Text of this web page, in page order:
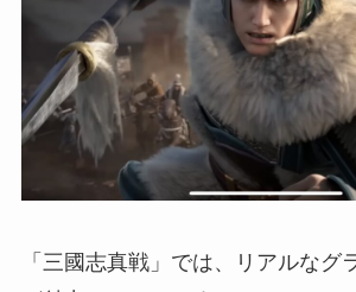
「三國志真戦」では、リアルなグ